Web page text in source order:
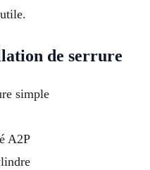
de serrure
simple
A2P